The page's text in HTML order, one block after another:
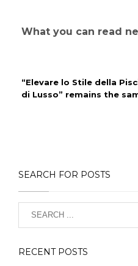
What you can read
“Elevare lo Stile della
di Lusso” remains the
SEARCH FOR POSTS
RECENT POSTS